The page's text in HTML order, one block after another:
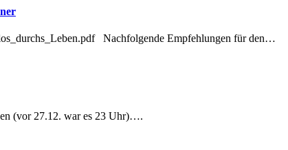
Nachfolgende Empfehlungen für den…
(vor 27.12. war es 23 Uhr)….